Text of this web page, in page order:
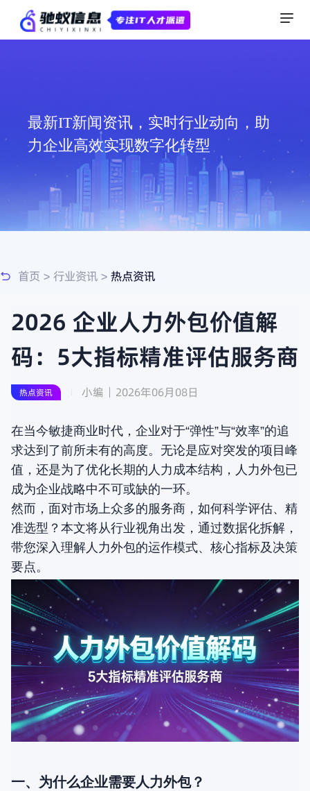
最新IT新闻资讯，实时行业动向，助
力企业高效实现数字化转型
首页 > 行业资讯 > 热点资讯
2026 企业人力外包价值解
码：5大指标精准评估服务商
热点资讯 小编 2026年06月08日
在当今敏捷商业时代，企业对于“弹性”与“效率”的追
求达到了前所未有的高度。无论是应对突发的项目峰
值，还是为了优化长期的人力成本结构，人力外包已
成为企业战略中不可或缺的一环。
然而，面对市场上众多的服务商，如何科学评估、精
准选型？本文将从行业视角出发，通过数据化拆解，
带您深入理解人力外包的运作模式、核心指标及决策
要点。
一、为什么企业需要人力外包？